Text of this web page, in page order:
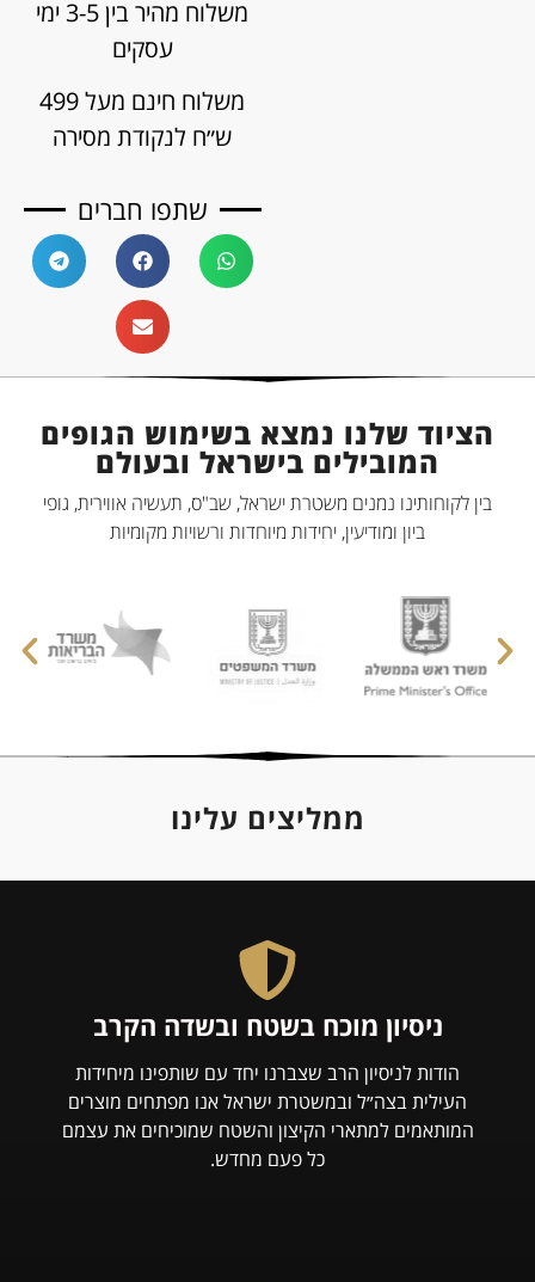
משלוח מהיר בין 3-5 ימי
עסקים
משלוח חינם מעל 499
ש״ח לנקודת מסירה
שתפו חברים
הציוד שלנו נמצא בשימוש הגופים
המובילים בישראל ובעולם
בין לקוחותינו נמנים משטרת ישראל, שב"ס, תעשיה אווירית, גופי
ביון ומודיעין, יחידות מיוחדות ורשויות מקומיות
ממליצים עלינו
ניסיון מוכח בשטח ובשדה הקרב
הודות לניסיון הרב שצברנו יחד עם שותפינו מיחידות
העילית בצה״ל ובמשטרת ישראל אנו מפתחים מוצרים
המותאמים למתארי הקיצון והשטח שמוכיחים את עצמם
כל פעם מחדש.